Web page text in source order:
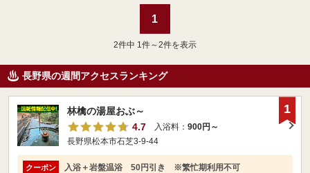
1
2件中 1件～2件を表示
長野県の週間アクセスランキング
林檎の湯屋おぶ～
4.7
入浴料： 900円～
長野県松本市石芝3-9-44
クーポン 入浴＋岩盤温浴 50円引き ※繁忙期利用不可
1